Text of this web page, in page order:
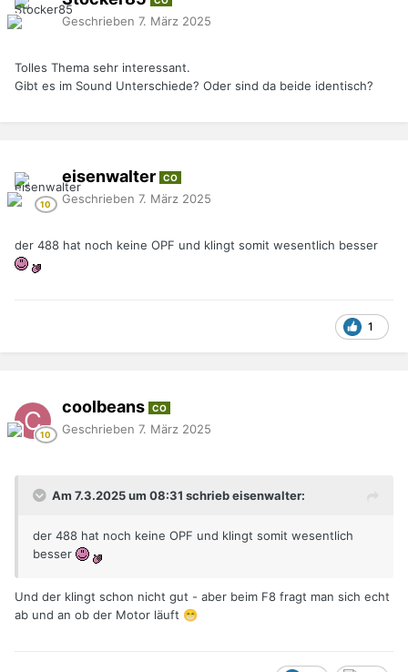
Geschrieben 7. März 2025
Tolles Thema sehr interessant.
Gibt es im Sound Unterschiede? Oder sind da beide identisch?
eisenwalter CO
Geschrieben 7. März 2025
der 488 hat noch keine OPF und klingt somit wesentlich besser
1
coolbeans CO
Geschrieben 7. März 2025
Am 7.3.2025 um 08:31 schrieb eisenwalter:
der 488 hat noch keine OPF und klingt somit wesentlich
besser
Und der klingt schon nicht gut - aber beim F8 fragt man sich echt
ab und an ob der Motor läuft 😁